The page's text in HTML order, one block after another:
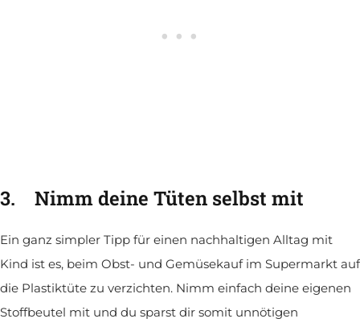
3. Nimm deine Tüten selbst mit
Ein ganz simpler Tipp für einen nachhaltigen Alltag mit
Kind ist es, beim Obst- und Gemüsekauf im Supermarkt auf
die Plastiktüte zu verzichten. Nimm einfach deine eigenen
Stoffbeutel mit und du sparst dir somit unnötigen